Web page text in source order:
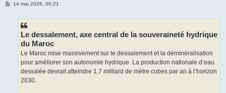
M14 mai 2026, 00:21
Le dessalement, axe central de la souveraineté hydrique
du Maroc
Le Maroc mise massivement sur le dessalement et la déminéralisation
pour améliorer son autonomie hydrique. La production nationale d’eau
dessalée devrait atteindre 1,7 milliard de mètre cubes par an à l’horizon
2030.